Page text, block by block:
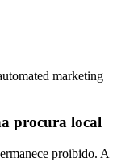
marketing
procura local
proibido. A